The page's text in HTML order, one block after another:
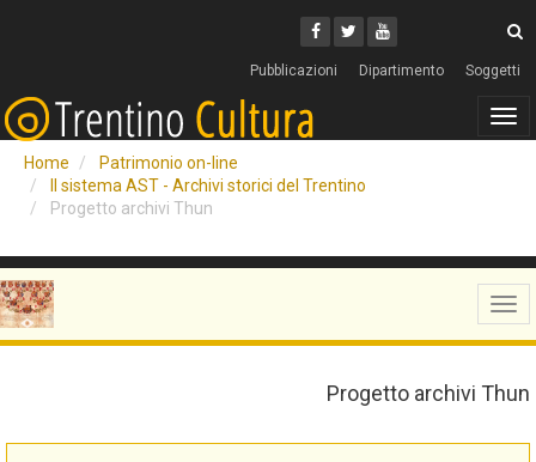
Facebook
Twitter
Youtube
Pubblicazioni Dipartimento Soggetti
Home
Patrimonio on-line
Il sistema AST - Archivi storici del Trentino
Progetto archivi Thun
Progetto archivi Thun